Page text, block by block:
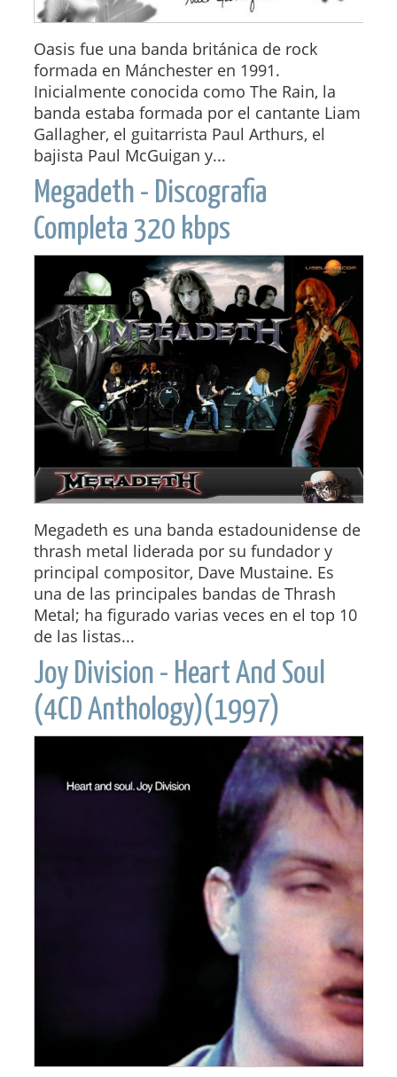
Oasis fue una banda británica de rock
formada en Mánchester en 1991.
Inicialmente conocida como The Rain, la
banda estaba formada por el cantante Liam
Gallagher, el guitarrista Paul Arthurs, el
bajista Paul McGuigan y...
Megadeth - Discografia
Completa 320 kbps
Megadeth es una banda estadounidense de
thrash metal liderada por su fundador y
principal compositor, Dave Mustaine. Es
una de las principales bandas de Thrash
Metal; ha figurado varias veces en el top 10
de las listas...
Joy Division - Heart And Soul
(4CD Anthology)(1997)